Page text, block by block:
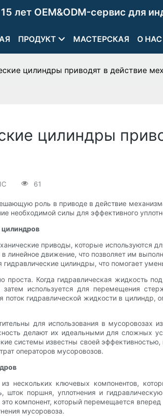
15 лет OEM&ODM-сервис для
ПРОДУКТ МАСТЕРСКАЯ О НАС
цилиндры приводят в действие
цилиндры
61
роль в приводе в действие
необходимой силы для эффективного
цилиндров
приводы, которые используются
линейное движение, что позволяет им
гидравлические цилиндры, что помогает
проста. Когда гидравлическая жидкость
используется для перемещения
поток гидравлической жидкости в цилиндр,
для использования в мусоровозах
делают их идеальными для сложных
системы известны своей
операторов мусоровозов.
нескольких ключевых компонентов,
шток поршня, уплотнения и
компонент, который перемещается
мусоровоза.